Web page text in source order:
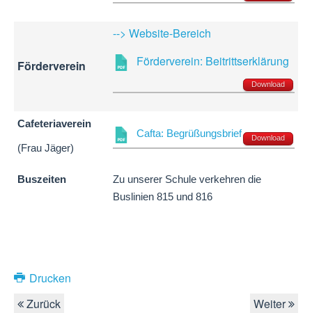
Förderverein
--> Website-Bereich
Förderverein: Beitrittserklärung
Download
Cafeteriaverein
(Frau Jäger)
Cafta: Begrüßungsbrief Download
Buszeiten
Zu unserer Schule verkehren die
Buslinien 815 und 816
Drucken
Zurück
Weiter